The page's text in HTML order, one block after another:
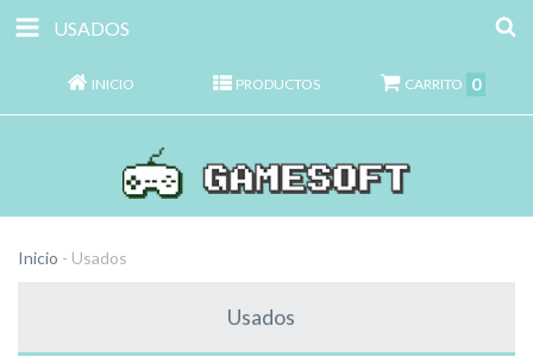
USADOS
INICIO PRODUCTOS CARRITO 0
Inicio - Usados
Usados